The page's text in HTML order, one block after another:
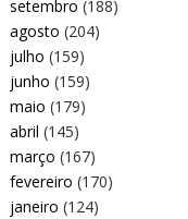
setembro (188)
agosto (204)
julho (159)
junho (159)
maio (179)
abril (145)
março (167)
fevereiro (170)
janeiro (124)